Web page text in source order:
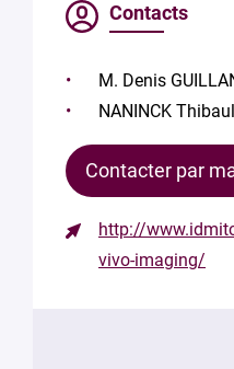
Contacts
M. Denis
NANINCK
Contacter par
Contacter
http://
vivo-imaging/